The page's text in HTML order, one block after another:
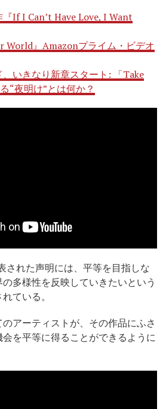
If I Can’t Have Love, I Want
World』Amazonプライム・ビデオ
いきなり新章スタート: 「Take
“夜明け”とは何か？
された声明には、平等を目指しな
多様性を反映していきたいという
ている。
のアーティストが、その作品にふさ
を平等に得ることができるように